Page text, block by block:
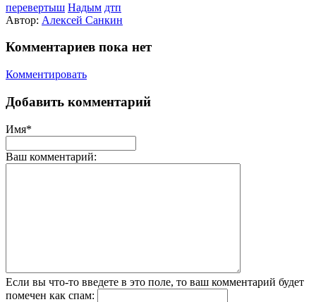
перевертыш Надым дтп
Автор: Алексей Санкин
Комментариев пока нет
Комментировать
Добавить комментарий
Имя*
Ваш комментарий:
Если вы что-то введете в это поле, то ваш комментарий будет
помечен как спам: